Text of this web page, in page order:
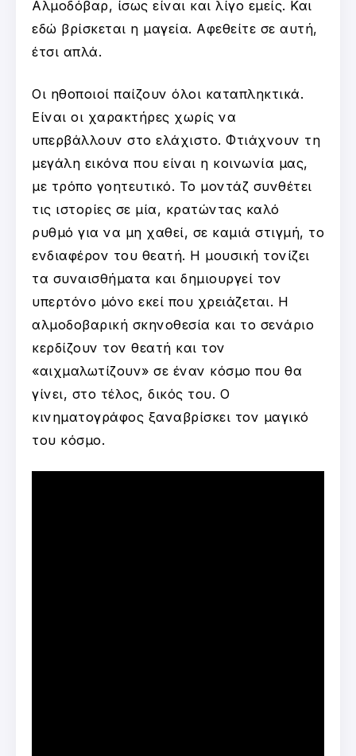
Αλμοδόβαρ, ίσως είναι και λίγο εμείς. Και
εδώ βρίσκεται η μαγεία. Αφεθείτε σε αυτή,
έτσι απλά.
Οι ηθοποιοί παίζουν όλοι καταπληκτικά.
Είναι οι χαρακτήρες χωρίς να
υπερβάλλουν στο ελάχιστο. Φτιάχνουν τη
μεγάλη εικόνα που είναι η κοινωνία μας,
με τρόπο γοητευτικό. Το μοντάζ συνθέτει
τις ιστορίες σε μία, κρατώντας καλό
ρυθμό για να μη χαθεί, σε καμιά στιγμή, το
ενδιαφέρον του θεατή. Η μουσική τονίζει
τα συναισθήματα και δημιουργεί τον
υπερτόνο μόνο εκεί που χρειάζεται. Η
αλμοδοβαρική σκηνοθεσία και το σενάριο
κερδίζουν τον θεατή και τον
«αιχμαλωτίζουν» σε έναν κόσμο που θα
γίνει, στο τέλος, δικός του. Ο
κινηματογράφος ξαναβρίσκει τον μαγικό
του κόσμο.